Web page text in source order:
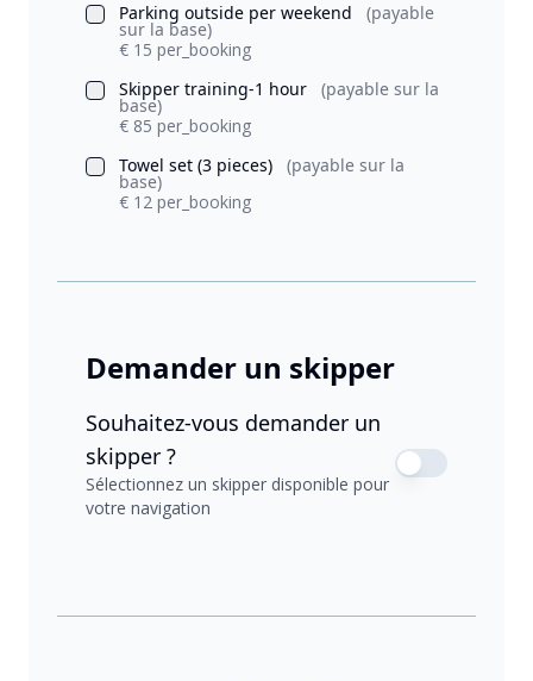
Parking outside per weekend
(payable
sur la base)
€ 15 per_booking
Skipper training-1 hour
(payable sur la
base)
€ 85 per_booking
Towel set (3 pieces)
(payable sur la
base)
€ 12 per_booking
Demander un skipper
Souhaitez-vous demander un
skipper ?
Sélectionnez un skipper disponible pour
votre navigation